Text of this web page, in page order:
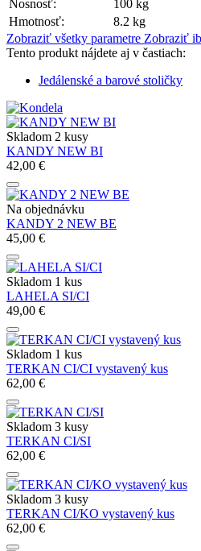
Nosnosť:
100 kg
Hmotnosť:
8.2 kg
Zobraziť všetky parametre Zobraziť
Tento produkt nájdete aj v častiach:
Jedálenské a barové stoličky
Skladom 2 kusy
KANDY NEW BI
42,00 €
Na objednávku
KANDY 2 NEW BE
45,00 €
Skladom 1 kus
LAHELA SI/CI
49,00 €
Skladom 1 kus
TERKAN CI/CI vystavený kus
62,00 €
Skladom 3 kusy
TERKAN CI/SI
62,00 €
Skladom 3 kusy
TERKAN CI/KO vystavený kus
62,00 €